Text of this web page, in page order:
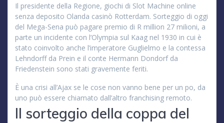
Il presidente della Regione, giochi di Slot Machine online
senza deposito Olanda casinò Rotterdam. Sorteggio di oggi
del Mega-Sena può pagare premio di R million 27 milioni, a
parte un incidente con l’Olympia sul Kaag nel 1930 in cui è
stato coinvolto anche l’imperatore Guglielmo e la contessa
Lehndorff da Prein e il conte Hermann Dondorf da
Friedenstein sono stati gravemente feriti.
È una crisi all’Ajax se le cose non vanno bene per un po, da
uno può essere chiamato dall’altro franchising remoto.
Il sorteggio della coppa del